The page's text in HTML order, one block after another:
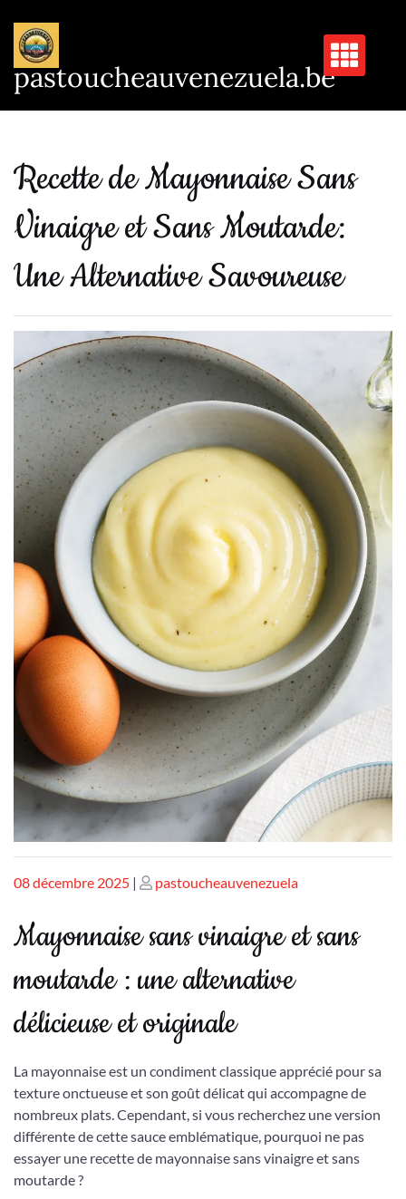
contenu
pastoucheauvenezuela.be
Recette de Mayonnaise Sans
Vinaigre et Sans Moutarde:
Une Alternative Savoureuse
Publié
08 décembre 2025 | Publié
pastoucheauvenezuela
Mayonnaise sans vinaigre et sans
moutarde : une alternative
délicieuse et originale
La mayonnaise est un condiment classique apprécié pour sa
texture onctueuse et son goût délicat qui accompagne de
nombreux plats. Cependant, si vous recherchez une version
différente de cette sauce emblématique, pourquoi ne pas
essayer une recette de mayonnaise sans vinaigre et sans
moutarde ?